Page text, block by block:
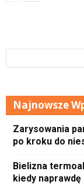
Najnowsze
Zarysowania
po kroku do
Bielizna
kiedy